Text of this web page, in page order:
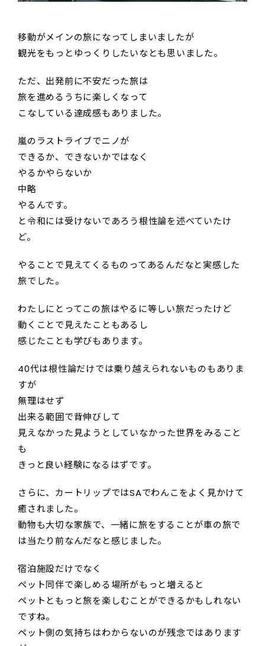
移動がメインの旅になってしまいましたが
観光をもっとゆっくりしたいなとも思いました。
ただ、出発前に不安だった旅は
旅を進めるうちに楽しくなって
こなしている達成感もありました。
嵐のラストライブでニノが
できるか、できないかではなく
やるかやらないか
中略
やるんです。
と令和には受けないであろう根性論を述べていたけ
ど。
やることで見えてくるものってあるんだなと実感した
旅でした。
わたしにとってこの旅はやるに等しい旅だったけど
動くことで見えたこともあるし
感じたことも学びもあります。
40代は根性論だけでは乗り越えられないものもありま
すが
無理はせず
出来る範囲で背伸びして
見えなかった見ようとしていなかった世界をみること
も
きっと良い経験になるはずです。
さらに、カートリップではSAでわんこをよく見かけて
癒されました。
動物も大切な家族で、一緒に旅をすることが車の旅で
は当たり前なんだなと感じました。
宿泊施設だけでなく
ペット同伴で楽しめる場所がもっと増えると
ペットともっと旅を楽しむことができるかもしれない
ですね。
ペット側の気持ちはわからないのが残念ではあります